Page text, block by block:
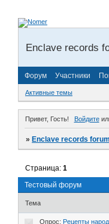
Enclave records
Форум Участники
Активные темы
Привет, Гость! Войдите
»Enclave records forum
Тестовый форум
Страница:1
Тема
Опрос: Рецепты